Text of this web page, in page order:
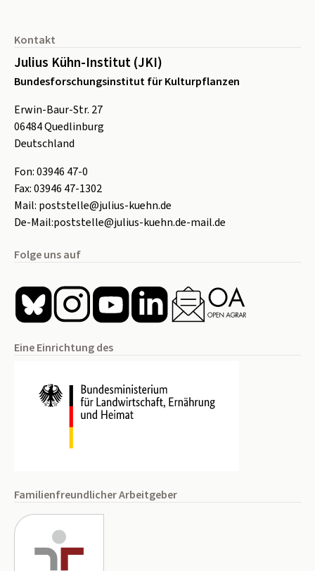
Kontakt
Julius Kühn-Institut (JKI)
Bundesforschungsinstitut für Kulturpflanzen
Erwin-Baur-Str. 27
06484Quedlinburg
Deutschland
Fon:03946 47-0
Fax:03946 47-1302
Mail: poststelle@julius-kuehn.de
De-Mail:poststelle@julius-kuehn.de-mail.de
Folge uns auf
Eine Einrichtung des
Familienfreundlicher Arbeitgeber